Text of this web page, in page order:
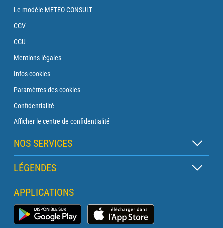
Le modèle METEO CONSULT
CGV
CGU
Mentions légales
Infos cookies
Paramètres des cookies
Confidentialité
Afficher le centre de confidentialité
NOS SERVICES
Abonnement Zen
Abonnement Balise
Abonnement Traversée
Abonnement Phare
LÉGENDES
Légende des cartes
Légende des pictogrammes
Glossaire
APPLICATIONS
Application Météo Marine